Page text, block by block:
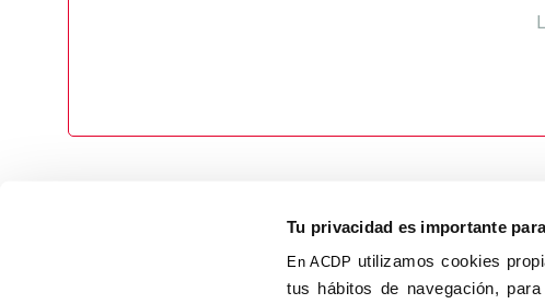
Tu privacidad es importante
En ACDP utilizamos cookies
tus hábitos de navegación,